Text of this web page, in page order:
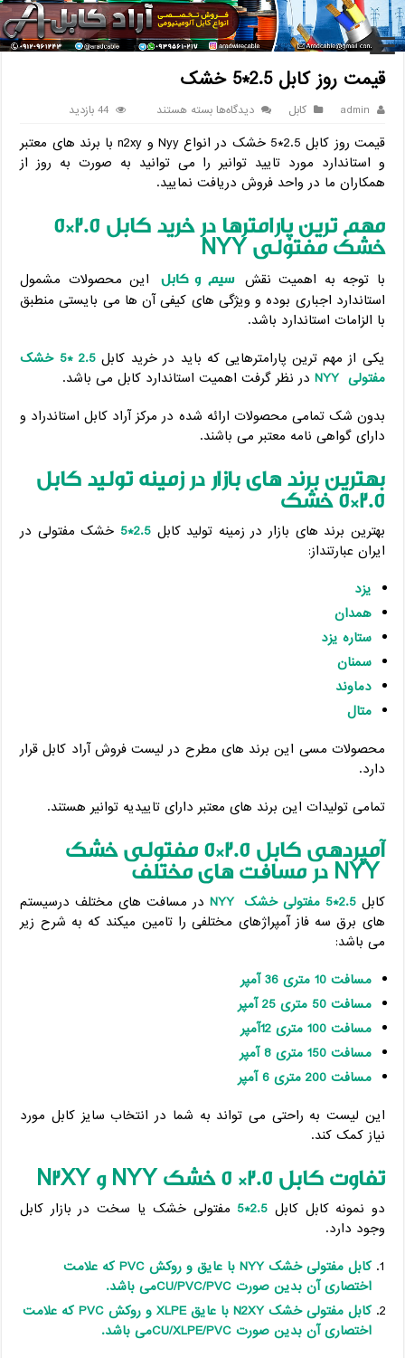
خانه / کابل / قیمت روز کابل 2.5*5 خشک
قیمت روز کابل 2.5*5 خشک
admin کابل دیدگاه‌هابرای
روز
کابل
2.5*5
خشک
بسته هستند 44 بازدید
قیمت روز کابل 2.5*5 خشک در انواع Nyy و n2xy با برند های معتبر
و استاندارد مورد تایید توانیر را می توانید به صورت به روز از
همکاران ما در واحد فروش دریافت نمایید.
مهم ترین پارامترها در خرید کابل 2.5*5
خشک مفتولیNYY
با توجه به اهمیت نقش سیم و کابل
این محصولات مشمول
استاندارد اجباری بوده و ویژگی های کیفی آن ها می بایستی منطبق
با الزامات استاندارد باشد.
یکی از مهم ترین پارامترهایی که باید در خرید کابل
2.5 *5 خشک
مفتولی NYY در نظر گرفت اهمیت استاندارد کابل می باشد.
بدون شک تمامی محصولات ارائه شده در مرکز آراد کابل استاندراد و
دارای گواهی نامه معتبر می باشند.
بهترین برند های بازار در زمینه تولید کابل
2.5*5 خشک
بهترین برند های بازار در زمینه تولید کابل 2.5*5
خشک مفتولی در
ایران عبارتنداز:
یزد
همدان
ستاره یزد
سمنان
دماوند
متال
محصولات مسی این برند های مطرح در لیست فروش آراد کابل قرار
دارد.
تمامی تولیدات این برند های معتبر دارای تاییدیه توانیر هستند.
آمپردهی کابل 2.5*5 مفتولی خشک
NYY در مسافت های مختلف
کابل2.5*5 مفتولی خشک NYY در مسافت های مختلف درسیستم
های برق سه فاز آمپراژهای مختلفی را تامین میکند که به شرح زیر
می باشد:
مسافت 10 متری 36 آمپر
مسافت 50 متری 25 آمپر
مسافت 100 متری 12آمپر
مسافت 150 متری 8 آمپر
مسافت 200 متری 6 آمپر
این لیست به راحتی می تواند به شما در انتخاب سایز کابل مورد
نیاز کمک کند.
تفاوت کابل 2.5* 5 خشک NYYوN2XY
دو نمونه کابل کابل 2.5*5
مفتولی خشک یا سخت در بازار کابل
وجود دارد.
کابل مفتولی خشکNYY با عایق و روکشPVC که علامت
اختصاری آن بدین صورتCU/PVC/PVCمی باشد.
کابل مفتولی خشکN2XY با عایقXLPE و روکشPVC که علامت
اختصاری آن بدین صورتCU/XLPE/PVCمی باشد.